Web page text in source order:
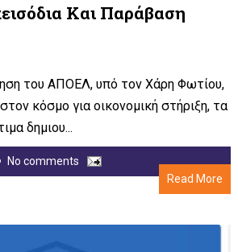
Και Παράβαση
του ΑΠΟΕΛ, υπό τον Χάρη Φωτίου,
κόσμο για οικονομική στήριξη, τα
δημιου...
No comments
Read More